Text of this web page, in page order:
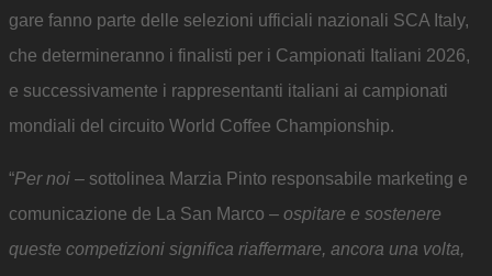
gare fanno parte delle selezioni ufficiali nazionali SCA Italy,
che determineranno i finalisti per i Campionati Italiani 2026,
e successivamente i rappresentanti italiani ai campionati
mondiali del circuito World Coffee Championship.
“Per noi – sottolinea Marzia Pinto responsabile marketing e
comunicazione de La San Marco – ospitare e sostenere
queste competizioni significa riaffermare, ancora una volta,